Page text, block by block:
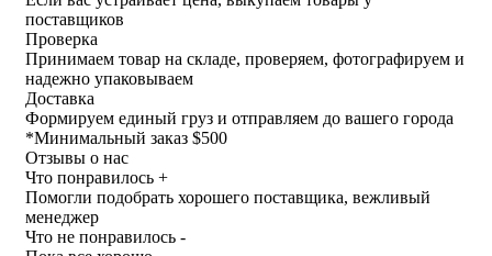
поставщиков
Проверка
Принимаем товар на складе, проверяем, фотографируем и
надежно упаковываем
Доставка
Формируем единый груз и отправляем до вашего города
*Минимальный заказ $500
Отзывы о нас
Что понравилось +
Помогли подобрать хорошего поставщика, вежливый
менеджер
Что не понравилось -